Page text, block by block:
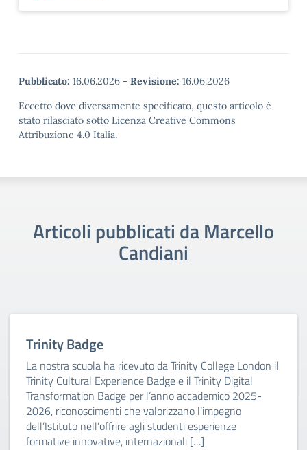
Pubblicato: 16.06.2026 - Revisione: 16.06.2026
Eccetto dove diversamente specificato, questo articolo è
stato rilasciato sotto Licenza Creative Commons
Attribuzione 4.0 Italia.
Articoli pubblicati da Marcello
Candiani
Trinity Badge
La nostra scuola ha ricevuto da Trinity College London il
Trinity Cultural Experience Badge e il Trinity Digital
Transformation Badge per l’anno accademico 2025-
2026, riconoscimenti che valorizzano l’impegno
dell’Istituto nell’offrire agli studenti esperienze
formative innovative, internazionali […]